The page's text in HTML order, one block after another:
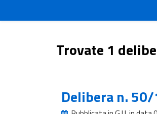
Trovate 1
Delibera n.